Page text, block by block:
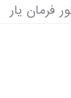
فرمان یار